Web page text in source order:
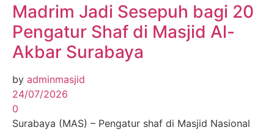
Madrim Jadi Sesepuh bagi 20
Pengatur Shaf di Masjid Al-
Akbar Surabaya
by adminmasjid
24/07/2026
0
Surabaya (MAS) – Pengatur shaf di Masjid Nasional